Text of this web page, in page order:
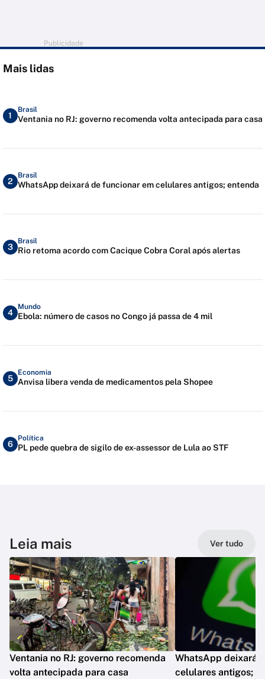
Publicidade
Mais lidas
1
Brasil
Ventania no RJ: governo recomenda volta antecipada para casa
2
Brasil
WhatsApp deixará de funcionar em celulares antigos; entenda
3
Brasil
Rio retoma acordo com Cacique Cobra Coral após alertas
4
Mundo
Ebola: número de casos no Congo já passa de 4 mil
5
Economia
Anvisa libera venda de medicamentos pela Shopee
6
Política
PL pede quebra de sigilo de ex-assessor de Lula ao STF
Leia mais Ver tudo
Ventania no RJ: governo recomenda
volta antecipada para casa
WhatsApp deixará
celulares antigos;